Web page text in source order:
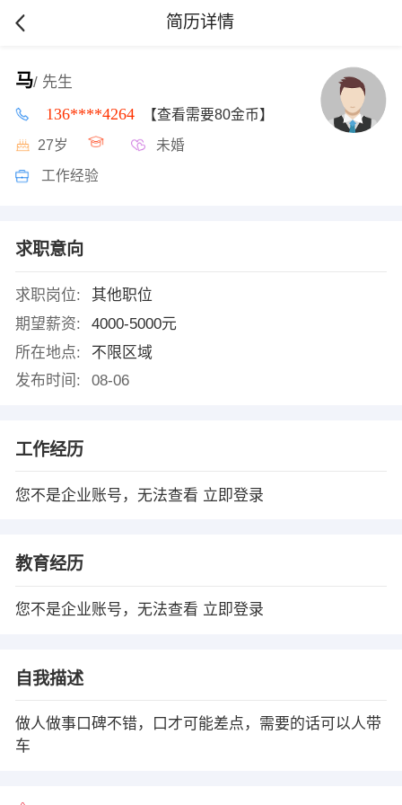
简历详情
马/ 先生
136****4264 【查看需要80金币】
27岁 未婚
工作经验
求职意向
求职岗位:
其他职位
期望薪资:
4000-5000元
所在地点:
不限区域
发布时间:
08-06
工作经历
您不是企业账号，无法查看 立即登录
教育经历
您不是企业账号，无法查看 立即登录
自我描述
做人做事口碑不错，口才可能差点，需要的话可以人带
车